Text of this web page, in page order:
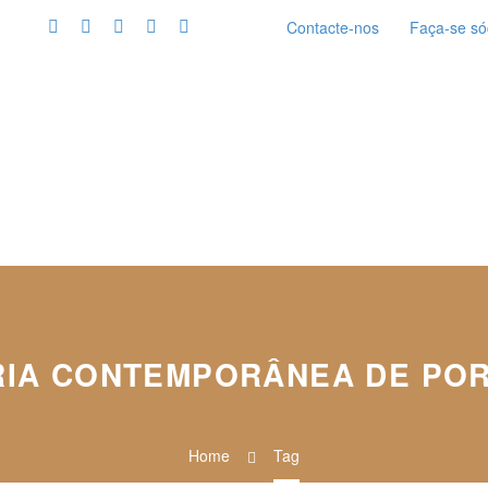
Contacte-nos Faça-se
CONTEMPORÂNEA DE
Home Tag